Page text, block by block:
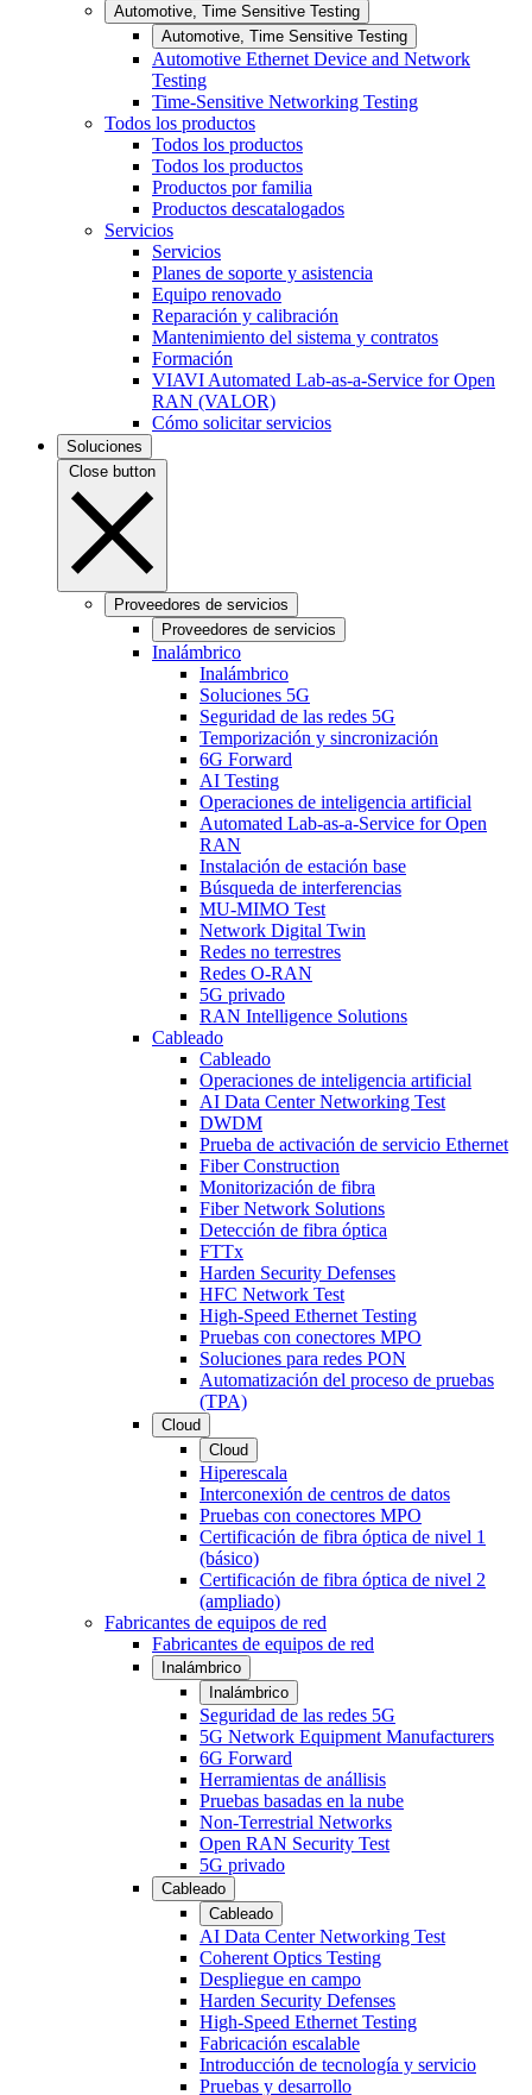
Automotive, Time Sensitive Testing
Automotive, Time Sensitive Testing
Automotive Ethernet Device and Network
Testing
Time-Sensitive Networking Testing
Todos los productos
Todos los productos
Todos los productos
Productos por familia
Productos descatalogados
Servicios
Servicios
Planes de soporte y asistencia
Equipo renovado
Reparación y calibración
Mantenimiento del sistema y contratos
Formación
VIAVI Automated Lab-as-a-Service for Open
RAN (VALOR)
Cómo solicitar servicios
Soluciones
Close button
Proveedores de servicios
Proveedores de servicios
Inalámbrico
Inalámbrico
Soluciones 5G
Seguridad de las redes 5G
Temporización y sincronización
6G Forward
AI Testing
Operaciones de inteligencia artificial
Automated Lab-as-a-Service for Open
RAN
Instalación de estación base
Búsqueda de interferencias
MU-MIMO Test
Network Digital Twin
Redes no terrestres
Redes O-RAN
5G privado
RAN Intelligence Solutions
Cableado
Cableado
Operaciones de inteligencia artificial
AI Data Center Networking Test
DWDM
Prueba de activación de servicio Ethernet
Fiber Construction
Monitorización de fibra
Fiber Network Solutions
Detección de fibra óptica
FTTx
Harden Security Defenses
HFC Network Test
High-Speed Ethernet Testing
Pruebas con conectores MPO
Soluciones para redes PON
Automatización del proceso de pruebas
(TPA)
Cloud
Cloud
Hiperescala
Interconexión de centros de datos
Pruebas con conectores MPO
Certificación de fibra óptica de nivel 1
(básico)
Certificación de fibra óptica de nivel 2
(ampliado)
Fabricantes de equipos de red
Fabricantes de equipos de red
Inalámbrico
Inalámbrico
Seguridad de las redes 5G
5G Network Equipment Manufacturers
6G Forward
Herramientas de anállisis
Pruebas basadas en la nube
Non-Terrestrial Networks
Open RAN Security Test
5G privado
Cableado
Cableado
AI Data Center Networking Test
Coherent Optics Testing
Despliegue en campo
Harden Security Defenses
High-Speed Ethernet Testing
Fabricación escalable
Introducción de tecnología y servicio
Pruebas y desarrollo